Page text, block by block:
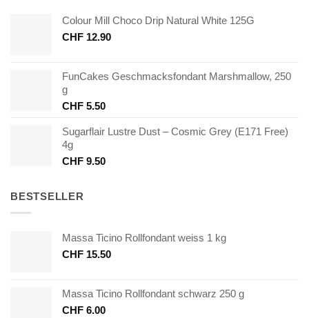
Colour Mill Choco Drip Natural White 125G
CHF 12.90
FunCakes Geschmacksfondant Marshmallow, 250
g
CHF 5.50
Sugarflair Lustre Dust – Cosmic Grey (E171 Free)
4g
CHF 9.50
BESTSELLER
Massa Ticino Rollfondant weiss 1 kg
CHF 15.50
Massa Ticino Rollfondant schwarz 250 g
CHF 6.00